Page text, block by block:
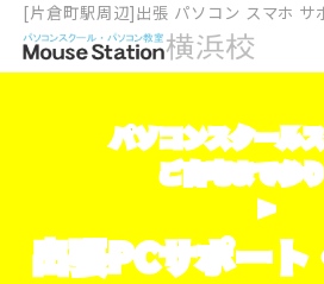
[片倉町駅周辺]出張 パソコン スマホ サ
パソコンスクール
ご自宅まで参
>
出張PCサポー